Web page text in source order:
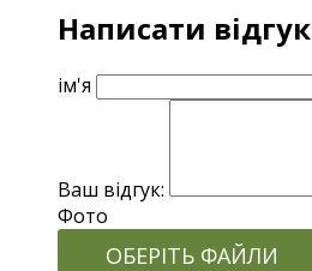
Написати відгук
ім'я
Ваш відгук:
Фото
ОБЕРІТЬ ФАЙЛИ